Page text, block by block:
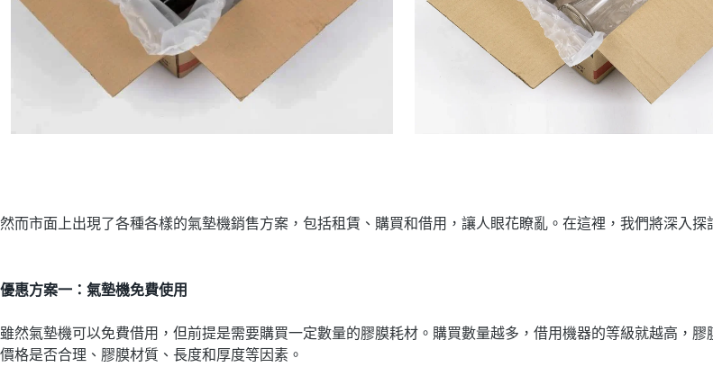
然而市面上出現了各種各樣的氣墊機銷售方案，包括租賃、購買和借用，讓人眼花瞭亂。在這裡，我們將深入
優惠方案一：氣墊機免費使用
雖然氣墊機可以免費借用，但前提是需要購買一定數量的膠膜耗材。購買數量越多，借用機器的等級就越高，
價格是否合理、膠膜材質、長度和厚度等因素。